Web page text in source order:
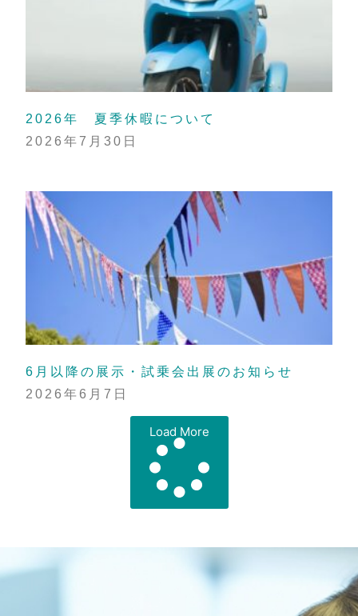
2026年 夏季休暇について
2026年7月30日
6月以降の展示・試乗会出展のお知らせ
2026年6月7日
Load More